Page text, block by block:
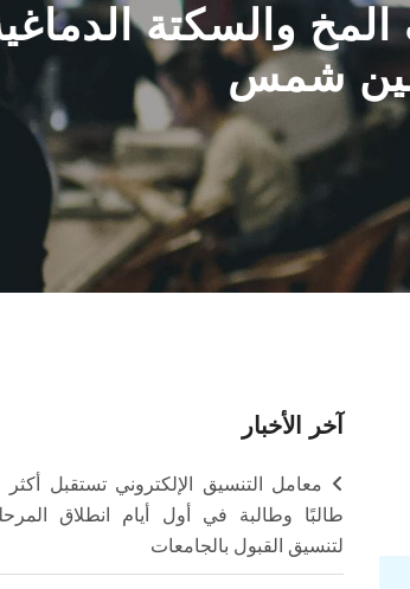
والسكتة
عين شمس
آخر الأخبار
طالبًا وطالبة في أول أيام انطلاق
لتنسيق القبول بالجامعات